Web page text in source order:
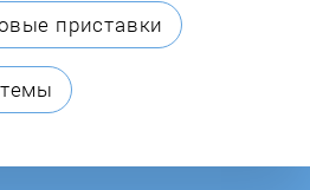
DFunc
Waeco
приставки